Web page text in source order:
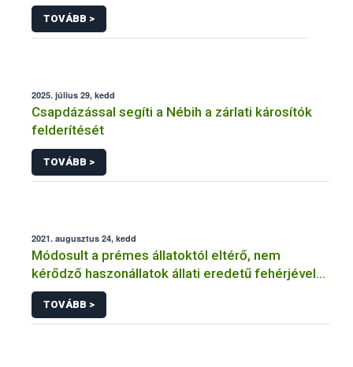
TOVÁBB >
2025. július 29, kedd
Csapdázással segíti a Nébih a zárlati károsítók
felderítését
TOVÁBB >
2021. augusztus 24, kedd
Módosult a prémes állatoktól eltérő, nem
kérődző haszonállatok állati eredetű fehérjével
való takarmányozásának tilalma
TOVÁBB >